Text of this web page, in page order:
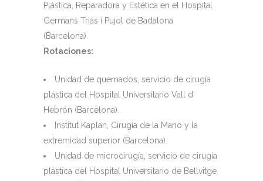
Plástica, Reparadora y Estética en el Hospital
Germans Trias i Pujol de Badalona
(Barcelona).
Rotaciones:
Unidad de quemados, servicio de cirugía
plástica del Hospital Universitario Vall d’
Hebrón (Barcelona).
Institut Kaplan, Cirugía de la Mano y la
extremidad superior (Barcelona).
Unidad de microcirugía, servicio de cirugía
plástica del Hospital Universitario de Bellvitge.